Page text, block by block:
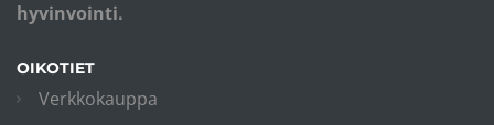
hyvinvointi.
OIKOTIET
Verkkokauppa